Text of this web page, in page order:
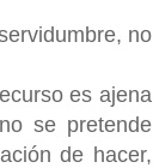
no
es ajena
se pretende
de hacer,